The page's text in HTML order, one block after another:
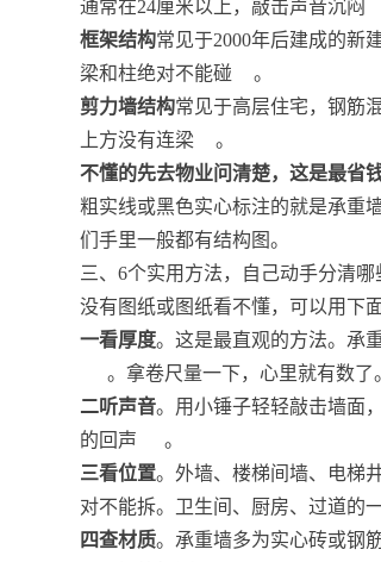
通常在24厘米以上，敲击声音沉闷
框架结构常见于2000年后建成的新
梁和柱绝对不能碰
。
剪力墙结构常见于高层住宅，钢筋
上方没有连梁
。
不懂的先去物业问清楚，这是最省
粗实线或黑色实心标注的就是承重
们手里一般都有结构图。
三、6个实用方法，自己动手分清哪
没有图纸或图纸看不懂，可以用下
一看厚度。这是最直观的方法。承
。拿卷尺量一下，心里就有数了
二听声音。用小锤子轻轻敲击墙面
的回声
。
三看位置。外墙、楼梯间墙、电梯
对不能拆。卫生间、厨房、过道的
四查材质。承重墙多为实心砖或钢